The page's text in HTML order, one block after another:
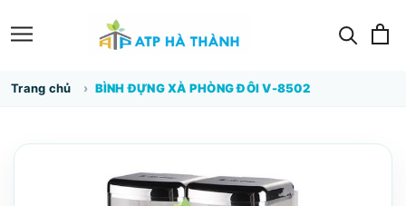
Trang chủ BÌNH ĐỰNG XÀ PHÒNG ĐÔI V-8502